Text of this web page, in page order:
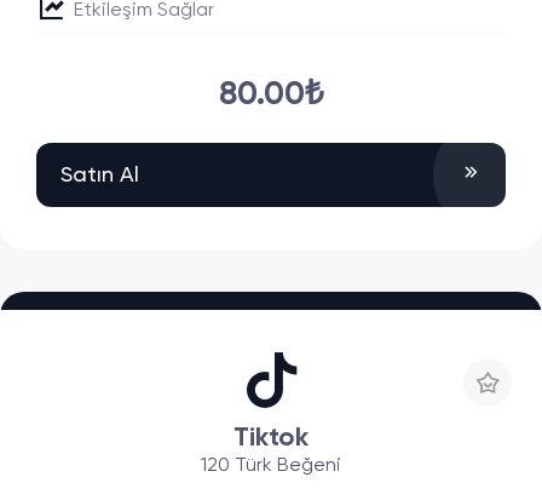
Etkileşim Sağlar
80.00₺
Satın Al
Tiktok
120 Türk Beğeni